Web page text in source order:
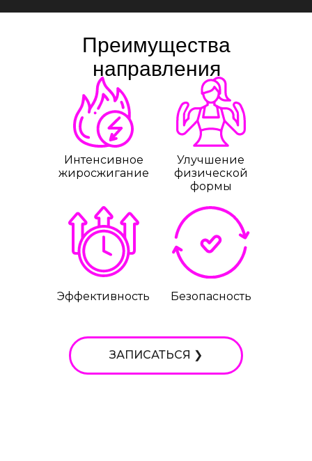
Интенсивное
жиросжигание
Улучшение
физической
формы
ЗАПИСАТЬСЯ ❯
Преимущества
направления
Эффективность Безопасность